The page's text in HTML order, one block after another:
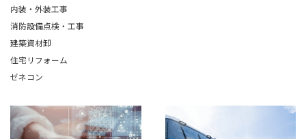
内装・外装工事
消防設備点検・工事
建築資材卸
住宅リフォーム
ゼネコン